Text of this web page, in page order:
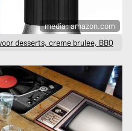
media: amazon.com
desserts, creme brulee, BBQ